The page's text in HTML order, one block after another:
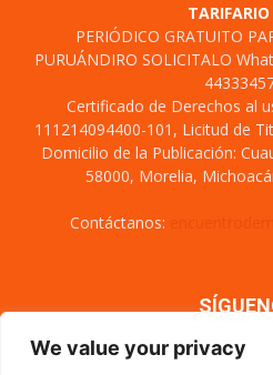
We value your privacy
PERIÓDICO GRATUITO
PURUÁNDIRO SOLICITALO
Certificado de Derechos al
111214094400-101, Licitud de
Domicilio de la Publicación:
58000, Morelia,
Contáctanos: